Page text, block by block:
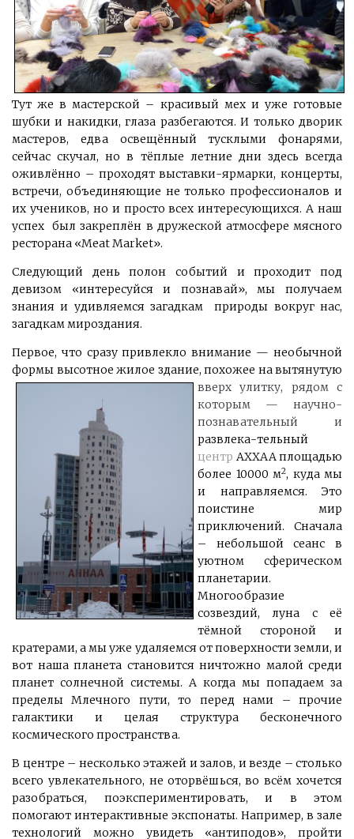
Тут же в мастерской – красивый мех и уже готовые
шубки и накидки, глаза разбегаются. И только дворик
мастеров, едва освещённый тусклыми фонарями,
сейчас скучал, но в тёплые летние дни здесь всегда
оживлённо – проходят выставки-ярмарки, концерты,
встречи, объединяющие не только профессионалов и
их учеников, но и просто всех интересующихся. А наш
успех был закреплён в дружеской атмосфере мясного
ресторана «Meat Market».
Следующий день полон событий и проходит под
девизом «интересуйся и познавай», мы получаем
знания и удивляемся загадкам природы вокруг нас,
загадкам мироздания.
Первое, что сразу привлекло внимание — необычной
формы высотное жилое здание, похожее на вытянутую
вверх улитку, рядом с
которым — научно-
познавательный и
развлека-тельный
центр АХХААплощадью
более 10000 м2, куда мы
и направляемся. Это
поистине мир
приключений. Сначала
– небольшой сеанс в
уютном сферическом
планетарии.
Многообразие
созвездий, луна с её
тёмной стороной и
кратерами, а мы уже удаляемся от поверхности земли, и
вот наша планета становится ничтожно малой среди
планет солнечной системы. А когда мы попадаем за
пределы Млечного пути, то перед нами – прочие
галактики и целая структура бесконечного
космического пространства.
В центре – несколько этажей и залов, и везде – столько
всего увлекательного, не оторвёшься, во всём хочется
разобраться, поэкспериментировать, и в этом
помогают интерактивные экспонаты. Например, в зале
технологий можно увидеть «антиподов», пройти